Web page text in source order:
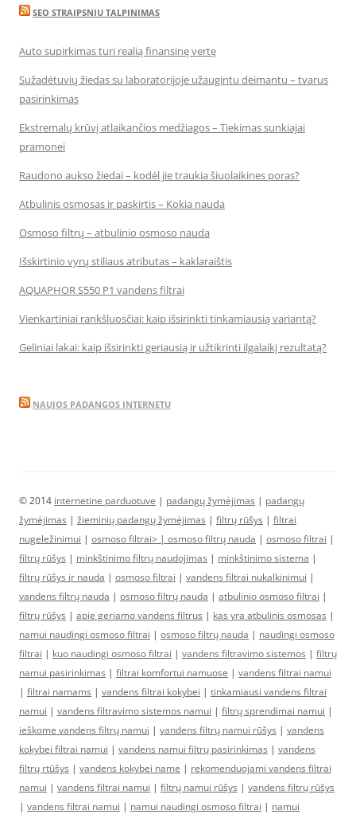
SEO STRAIPSNIU TALPINIMAS
Auto supirkimas turi realią finansinę vertę
Sužadėtuvių žiedas su laboratorijoje užaugintu deimantu – tvarus
pasirinkimas
Ekstremalų krūvį atlaikančios medžiagos – Tiekimas sunkiajai
pramonei
Raudono aukso žiedai – kodėl jie traukia šiuolaikines poras?
Atbulinis osmosas ir paskirtis – Kokia nauda
Osmoso filtrų – atbulinio osmoso nauda
Išskirtinio vyrų stiliaus atributas – kaklaraištis
AQUAPHOR S550 P1 vandens filtrai
Vienkartiniai rankšluosčiai: kaip išsirinkti tinkamiausią variantą?
Geliniai lakai: kaip išsirinkti geriausią ir užtikrinti ilgalaikį rezultatą?
NAUJOS PADANGOS INTERNETU
© 2014 internetine parduotuve | padangų žymėjimas | padangų
žymėjimas | žieminių padangų žymėjimas | filtrų rūšys | filtrai
nugeležinimui | osmoso filtrai> | osmoso filtrų nauda | osmoso filtrai |
filtrų rūšys | minkštinimo filtrų naudojimas | minkštinimo sistema |
filtrų rūšys ir nauda | osmoso filtrai | vandens filtrai nukalkinimui |
vandens filtrų nauda | osmoso filtrų nauda | atbulinio osmoso filtrai |
filtrų rūšys | apie geriamo vandens filtrus | kas yra atbulinis osmosas |
namui naudingi osmoso filtrai | osmoso filtrų nauda | naudingi osmoso
filtrai | kuo naudingi osmoso filtrai | vandens filtravimo sistemos | filtrų
namui pasirinkimas | filtrai komfortui namuose | vandens filtrai namui
| filtrai namams | vandens filtrai kokybei | tinkamiausi vandens filtrai
namui | vandens filtravimo sistemos namui | filtrų sprendimai namui |
ieškome vandens filtrų namui | vandens filtrų namui rūšys | vandens
kokybei filtrai namui | vandens namui filtrų pasirinkimas | vandens
filtrų rtūšys | vandens kokybei name | rekomenduojami vandens filtrai
namui | vandens filtrai namui | filtrų namui rūšys | vandens filtrų rūšys
| vandens filtrai namui | namui naudingi osmoso filtrai | namui